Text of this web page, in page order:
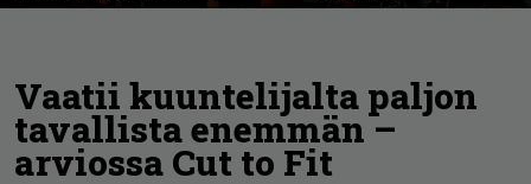
Vaatii kuuntelijalta paljon
tavallista enemmän –
arviossa Cut to Fit